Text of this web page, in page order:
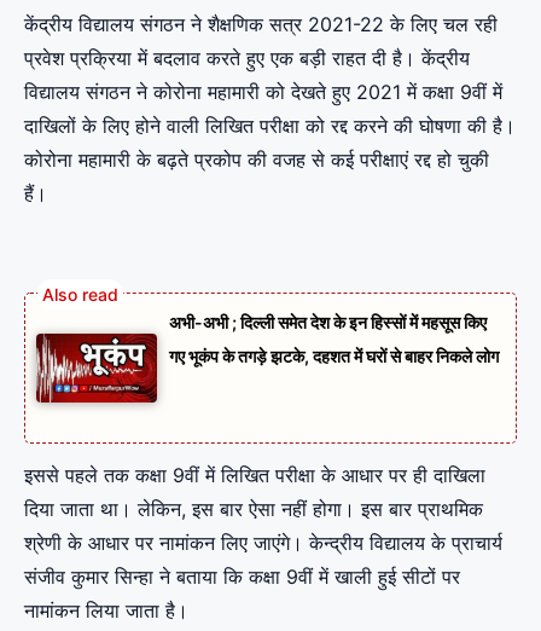
केंद्रीय विद्यालय संगठन ने शैक्षणिक सत्र 2021-22 के लिए चल रही
प्रवेश प्रक्रिया में बदलाव करते हुए एक बड़ी राहत दी है। केंद्रीय
विद्यालय संगठन ने कोरोना महामारी को देखते हुए 2021 में कक्षा 9वीं में
दाखिलों के लिए होने वाली लिखित परीक्षा को रद्द करने की घोषणा की है।
कोरोना महामारी के बढ़ते प्रकोप की वजह से कई परीक्षाएं रद्द हो चुकी
हैं।
अभी-अभी ; दिल्ली समेत देश के इन हिस्सों में महसूस किए
गए भूकंप के तगड़े झटके, दहशत में घरों से बाहर निकले लोग
इससे पहले तक कक्षा 9वीं में लिखित परीक्षा के आधार पर ही दाखिला
दिया जाता था। लेकिन, इस बार ऐसा नहीं होगा। इस बार प्राथमिक
श्रेणी के आधार पर नामांकन लिए जाएंगे। केन्द्रीय विद्यालय के प्राचार्य
संजीव कुमार सिन्हा ने बताया कि कक्षा 9वीं में खाली हुई सीटों पर
नामांकन लिया जाता है।